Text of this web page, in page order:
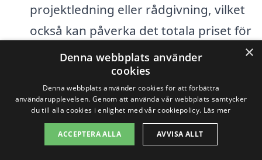
projektledning eller rådgivning, vilket
också kan påverka det totala priset för
bygglovsritningarna.
För att få en mer exakt bild av
kostnaderna för bygglovsritningar i
Nävragöl, rekommenderar vi att du
×
Denna webbplats använder
cookies
Denna webbplats använder cookies för att förbättra
användarupplevelsen. Genom att använda vår webbplats samtycker
du till alla cookies i enlighet med vår cookiepolicy. Läs mer
ACCEPTERA ALLA AVVISA ALLT